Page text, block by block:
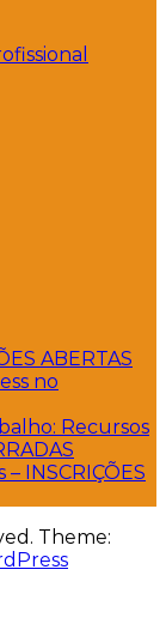
ABERTAS
no
Recursos
INSCRIÇÕES
Theme: